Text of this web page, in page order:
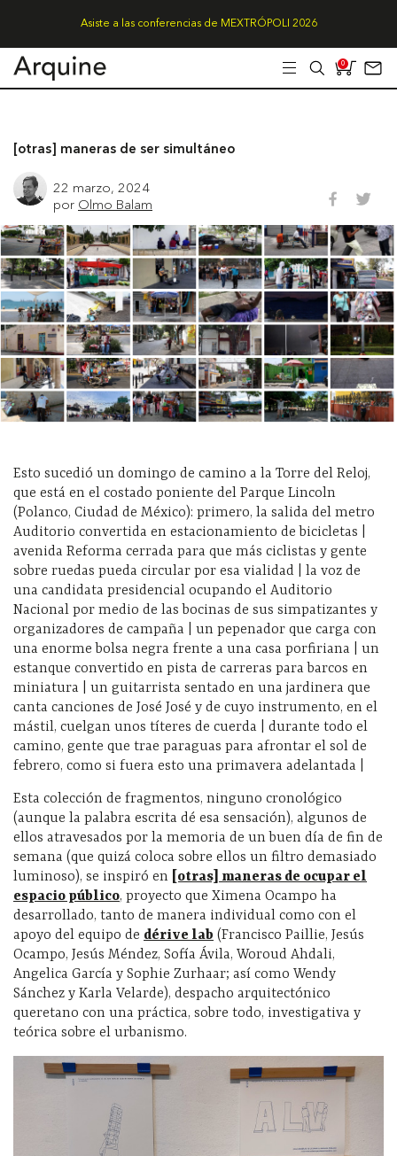
Asiste a las conferencias de MEXTRÓPOLI 2026
0
[otras] maneras de ser simultáneo
22 marzo, 2024
por Olmo Balam
Esto sucedió un domingo de camino a la Torre del Reloj,
que está en el costado poniente del Parque Lincoln
(Polanco, Ciudad de México): primero, la salida del metro
Auditorio convertida en estacionamiento de bicicletas |
avenida Reforma cerrada para que más ciclistas y gente
sobre ruedas pueda circular por esa vialidad | la voz de
una candidata presidencial ocupando el Auditorio
Nacional por medio de las bocinas de sus simpatizantes y
organizadores de campaña | un pepenador que carga con
una enorme bolsa negra frente a una casa porfiriana | un
estanque convertido en pista de carreras para barcos en
miniatura | un guitarrista sentado en una jardinera que
canta canciones de José José y de cuyo instrumento, en el
mástil, cuelgan unos títeres de cuerda | durante todo el
camino, gente que trae paraguas para afrontar el sol de
febrero, como si fuera esto una primavera adelantada |
Esta colección de fragmentos, ninguno cronológico
(aunque la palabra escrita dé esa sensación), algunos de
ellos atravesados por la memoria de un buen día de fin de
semana (que quizá coloca sobre ellos un filtro demasiado
luminoso), se inspiró en
[otras] maneras de ocupar el
espacio público, proyecto que Ximena Ocampo ha
desarrollado, tanto de manera individual como con el
apoyo del equipo de dérive lab (Francisco Paillie, Jesús
Ocampo, Jesús Méndez, Sofía Ávila, Woroud Ahdali,
Angelica García y Sophie Zurhaar; así como Wendy
Sánchez y Karla Velarde), despacho arquitectónico
queretano con una práctica, sobre todo, investigativa y
teórica sobre el urbanismo.